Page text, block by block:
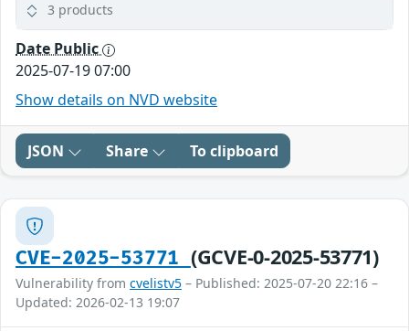
3 products
Date Public
2025-07-19 07:00
Show details on NVD website
JSON Share To clipboard
CVE-2025-53771 (GCVE-0-2025-53771)
Vulnerability from cvelistv5 – Published: 2025-07-20 22:16 –
Updated: 2026-02-13 19:07